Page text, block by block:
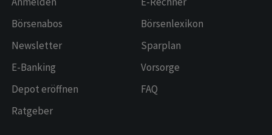
Börsenabos
Newsletter
E-Banking
Depot eröffnen
Ratgeber
Börsenlexikon
Sparplan
Vorsorge
FAQ